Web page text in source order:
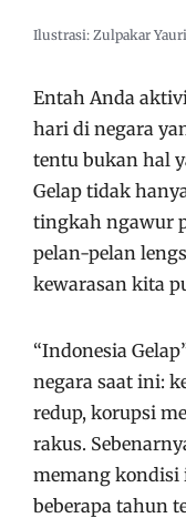
Ilustrasi: Zulpakar
Entah Anda
hari di negara
tentu bukan hal
Gelap tidak
tingkah ngawur
pelan-pelan
kewarasan kita
“Indonesia
negara saat ini:
redup, korupsi
rakus.
memang kondisi
beberapa tahun